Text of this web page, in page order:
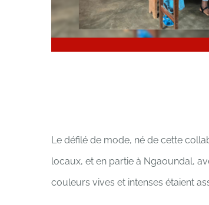
Le défilé de mode, né de cette
locaux, et en partie à Ngaoundal,
couleurs vives et intenses étaient